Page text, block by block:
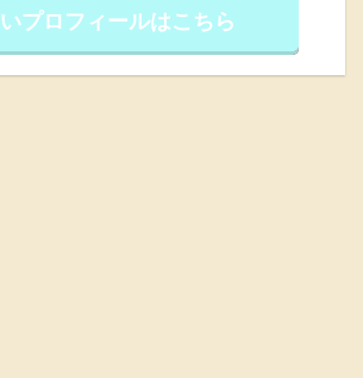
プロフィールはこちら